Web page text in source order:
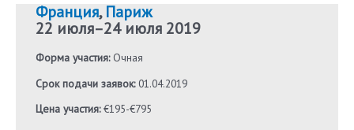
Франция,Париж
22 июля–24 июля 2019
Форма участия:Очная
Срок подачи заявок:01.04.2019
Цена участия:€195-€795